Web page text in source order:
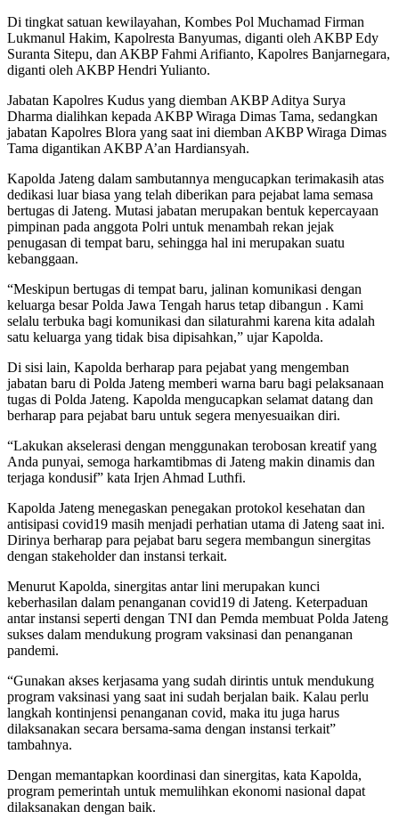
Di tingkat satuan kewilayahan, Kombes Pol Muchamad Firman
Lukmanul Hakim, Kapolresta Banyumas, diganti oleh AKBP Edy
Suranta Sitepu, dan AKBP Fahmi Arifianto, Kapolres Banjarnegara,
diganti oleh AKBP Hendri Yulianto.
Jabatan Kapolres Kudus yang diemban AKBP Aditya Surya
Dharma dialihkan kepada AKBP Wiraga Dimas Tama, sedangkan
jabatan Kapolres Blora yang saat ini diemban AKBP Wiraga Dimas
Tama digantikan AKBP A’an Hardiansyah.
Kapolda Jateng dalam sambutannya mengucapkan terimakasih atas
dedikasi luar biasa yang telah diberikan para pejabat lama semasa
bertugas di Jateng. Mutasi jabatan merupakan bentuk kepercayaan
pimpinan pada anggota Polri untuk menambah rekan jejak
penugasan di tempat baru, sehingga hal ini merupakan suatu
kebanggaan.
“Meskipun bertugas di tempat baru, jalinan komunikasi dengan
keluarga besar Polda Jawa Tengah harus tetap dibangun . Kami
selalu terbuka bagi komunikasi dan silaturahmi karena kita adalah
satu keluarga yang tidak bisa dipisahkan,” ujar Kapolda.
Di sisi lain, Kapolda berharap para pejabat yang mengemban
jabatan baru di Polda Jateng memberi warna baru bagi pelaksanaan
tugas di Polda Jateng. Kapolda mengucapkan selamat datang dan
berharap para pejabat baru untuk segera menyesuaikan diri.
“Lakukan akselerasi dengan menggunakan terobosan kreatif yang
Anda punyai, semoga harkamtibmas di Jateng makin dinamis dan
terjaga kondusif” kata Irjen Ahmad Luthfi.
Kapolda Jateng menegaskan penegakan protokol kesehatan dan
antisipasi covid19 masih menjadi perhatian utama di Jateng saat ini.
Dirinya berharap para pejabat baru segera membangun sinergitas
dengan stakeholder dan instansi terkait.
Menurut Kapolda, sinergitas antar lini merupakan kunci
keberhasilan dalam penanganan covid19 di Jateng. Keterpaduan
antar instansi seperti dengan TNI dan Pemda membuat Polda Jateng
sukses dalam mendukung program vaksinasi dan penanganan
pandemi.
“Gunakan akses kerjasama yang sudah dirintis untuk mendukung
program vaksinasi yang saat ini sudah berjalan baik. Kalau perlu
langkah kontinjensi penanganan covid, maka itu juga harus
dilaksanakan secara bersama-sama dengan instansi terkait”
tambahnya.
Dengan memantapkan koordinasi dan sinergitas, kata Kapolda,
program pemerintah untuk memulihkan ekonomi nasional dapat
dilaksanakan dengan baik.